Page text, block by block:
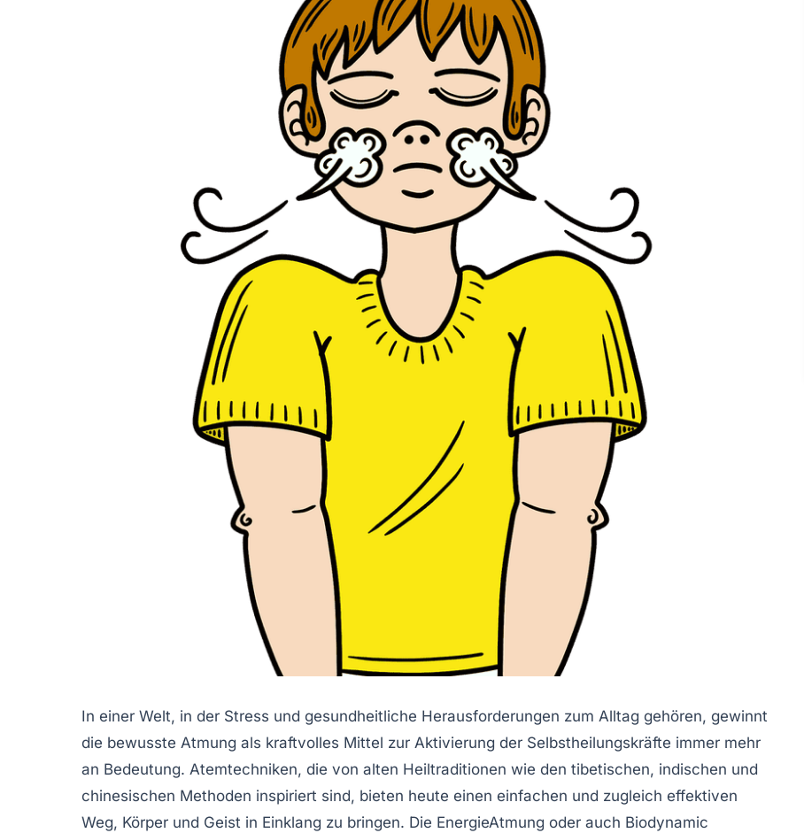
In einer Welt, in der Stress und gesundheitliche Herausforderungen zum Alltag gehören, gewinnt
die bewusste Atmung als kraftvolles Mittel zur Aktivierung der Selbstheilungskräfte immer mehr
an Bedeutung. Atemtechniken, die von alten Heiltraditionen wie den tibetischen, indischen und
chinesischen Methoden inspiriert sind, bieten heute einen einfachen und zugleich effektiven
Weg, Körper und Geist in Einklang zu bringen. Die EnergieAtmung oder auch Biodynamic